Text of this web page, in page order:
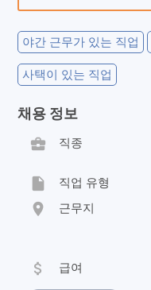
야간 근무가 있는 직업
사택이 있는 직업
채용 정보
business_center
직종
insert_drive_file 직업 유형
location_on 근무지
attach_money 급여